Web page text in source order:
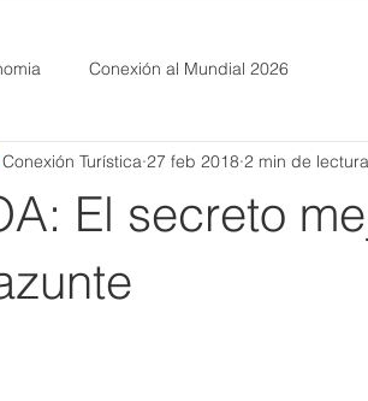
Conexión al Mundial 2026
El secreto
Conexión Turística 27 feb 2018 2 min de lectura